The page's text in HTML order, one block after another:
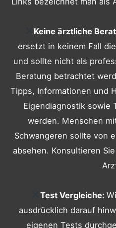
Keine ärztliche
ersetzt in keinem Fall
und sollte nicht als
Beratung betrachtet
Tipps, Informationen und
Eigendiagnostik sowie
werden. Menschen
Schwangeren sollte von
absehen. Konsultieren
Test Vergleiche:
ausdrücklich darauf
eigenen Tests